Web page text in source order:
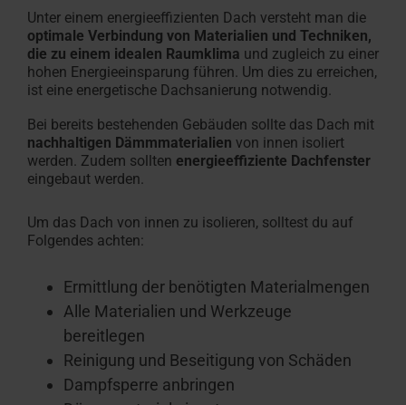
Unter einem energieeffizienten Dach versteht man die
optimale Verbindung von Materialien und Techniken,
die zu einem idealen Raumklima und zugleich zu einer
hohen Energieeinsparung führen. Um dies zu erreichen,
ist eine energetische Dachsanierung notwendig.
Bei bereits bestehenden Gebäuden sollte das Dach mit
nachhaltigen Dämmmaterialien von innen isoliert
werden. Zudem sollten energieeffiziente Dachfenster
eingebaut werden.
Um das Dach von innen zu isolieren, solltest du auf
Folgendes achten:
Ermittlung der benötigten Materialmengen
Alle Materialien und Werkzeuge
bereitlegen
Reinigung und Beseitigung von Schäden
Dampfsperre anbringen